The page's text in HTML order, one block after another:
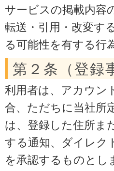
サービスの掲載内容
転送・引用・改変す
る可能性を有する行
第２条（登録
利用者は、アカウン
合、ただちに当社所
は、登録した住所ま
する通知、ダイレク
を承認するものとし